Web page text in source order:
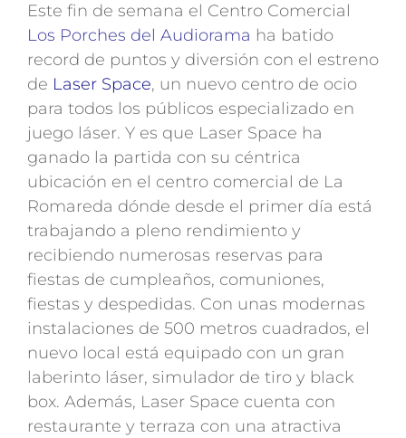
Este fin de semana el Centro Comercial
Los Porches del Audiorama ha batido
record de puntos y diversión con el estreno
de Laser Space, un nuevo centro de ocio
para todos los públicos especializado en
juego láser. Y es que Laser Space ha
ganado la partida con su céntrica
ubicación en el centro comercial de La
Romareda dónde desde el primer día está
trabajando a pleno rendimiento y
recibiendo numerosas reservas para
fiestas de cumpleaños, comuniones,
fiestas y despedidas. Con unas modernas
instalaciones de 500 metros cuadrados, el
nuevo local está equipado con un gran
laberinto láser, simulador de tiro y black
box. Además, Laser Space cuenta con
restaurante y terraza con una atractiva